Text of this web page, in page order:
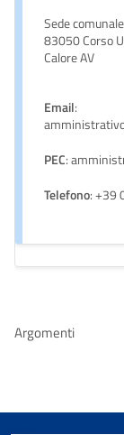
Sede comunale
83050 Corso
Calore AV
Email:
PEC:
Telefono: +39
Argomenti